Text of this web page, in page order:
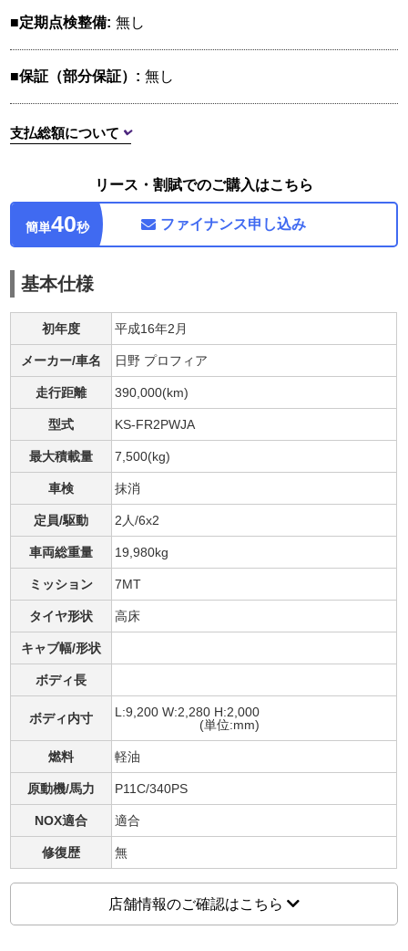
定期点検整備 無し
保証（部分保証） 無し
支払総額について
リース・割賦でのご購入はこちら
簡単40秒 ファイナンス申し込み
基本仕様
初年度 平成16年2月
メーカー/車名 日野 プロフィア
走行距離 390,000(km)
型式 KS-FR2PWJA
最大積載量 7,500(kg)
車検 抹消
定員/駆動 2人/6x2
車両総重量 19,980kg
ミッション 7MT
タイヤ形状 高床
キャブ幅/形状
ボディ長
ボディ内寸
L:9,200 W:2,280 H:2,000
(単位:mm)
燃料 軽油
原動機/馬力 P11C/340PS
NOX適合 適合
修復歴 無
店舗情報のご確認はこちら